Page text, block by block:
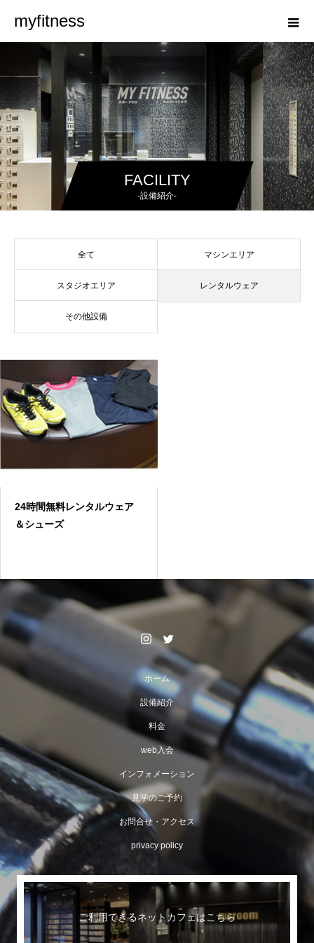
myfitness
FACILITY
-設備紹介-
全て マシンエリア
スタジオエリア レンタルウェア
その他設備
24時間無料レンタルウェア
＆シューズ
ホーム
設備紹介
料金
web入会
インフォメーション
見学のご予約
お問合せ・アクセス
privacy policy
ご利用できるネットカフェはこちら